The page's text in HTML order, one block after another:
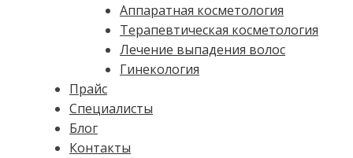
Аппаратная косметология
Терапевтическая косметология
Лечение выпадения волос
Гинекология
Прайс
Специалисты
Блог
Контакты